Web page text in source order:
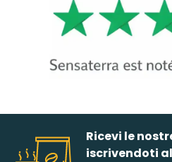
Ricevi le
iscrivendoti